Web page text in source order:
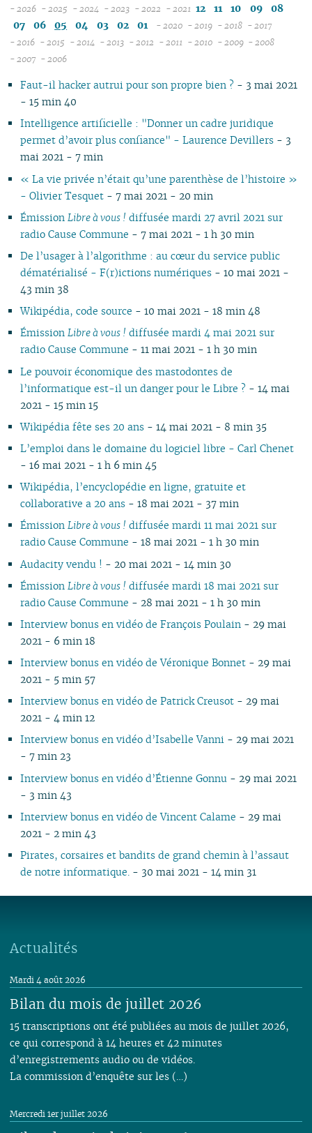
- 2026
08
04
03
02
01
- 2025
12
08
07
06
05
04
02
01
- 2024
12
08
06
05
02
- 2023
12
08
06
05
02
01
- 2022
08
06
05
02
01
- 2021 12 11 10 09
08
07
06 05 04 03 02 01 - 2020
09
07
06
03
02
01
- 2019
09
07
06
03
01
- 2018
09
07
06
03
01
- 2017
09
06
03
01
- 2016
10
09
08
07
06
04
03
02
01
- 2015
10
09
08
07
06
04
03
02
- 2014
10
08
07
06
03
02
- 2013
09
04
02
- 2012
09
07
06
01
- 2011
10
08
07
04
03
- 2010
10
08
07
04
02
01
- 2009 - 2008
10
- 2007 - 2006
Faut-il hacker autrui pour son propre bien ? - 3 mai 2021
- 15 min 40
Intelligence artificielle : "Donner un cadre juridique
permet d’avoir plus confiance" - Laurence Devillers- 3
mai 2021 - 7 min
« La vie privée n’était qu’une parenthèse de l’histoire »
- Olivier Tesquet‎‎ - 7 mai 2021 - 20 min
Émission Libre à vous ! diffusée mardi 27 avril 2021 sur
radio Cause Commune - 7 mai 2021 - 1 h 30 min
De l’usager à l’algorithme : au cœur du service public
dématérialisé - F(r)ictions numériques- 10 mai 2021 -
43 min 38
Wikipédia, code source - 10 mai 2021 - 18 min 48
Émission Libre à vous ! diffusée mardi 4 mai 2021 sur
radio Cause Commune - 11 mai 2021 - 1 h 30 min
Le pouvoir économique des mastodontes de
l’informatique est-il un danger pour le Libre ? - 14 mai
2021 - 15 min 15
Wikipédia fête ses 20 ans - 14 mai 2021 - 8 min 35
L’emploi dans le domaine du logiciel libre - Carl Chenet
- 16 mai 2021 - 1 h 6 min 45
Wikipédia, l’encyclopédie en ligne, gratuite et
collaborative a 20 ans - 18 mai 2021 - 37 min
Émission Libre à vous ! diffusée mardi 11 mai 2021 sur
radio Cause Commune - 18 mai 2021 - 1 h 30 min
Audacity vendu ! - 20 mai 2021 - 14 min 30
Émission Libre à vous ! diffusée mardi 18 mai 2021 sur
radio Cause Commune - 28 mai 2021 - 1 h 30 min
Interview bonus en vidéo de François Poulain- 29 mai
2021 - 6 min 18
Interview bonus en vidéo de Véronique Bonnet- 29 mai
2021 - 5 min 57
Interview bonus en vidéo de Patrick Creusot- 29 mai
2021 - 4 min 12
Interview bonus en vidéo d’Isabelle Vanni- 29 mai 2021
- 7 min 23
Interview bonus en vidéo d’Étienne Gonnu - 29 mai 2021
- 3 min 43
Interview bonus en vidéo de Vincent Calame - 29 mai
2021 - 2 min 43
Pirates, corsaires et bandits de grand chemin à l’assaut
de notre informatique.- 30 mai 2021 - 14 min 31
Actualités
Bilan du mois de juillet 2026
Mardi 4 août 2026
15 transcriptions ont été publiées au mois de juillet 2026,
ce qui correspond à 14 heures et 42 minutes
d’enregistrements audio ou de vidéos.
La commission d’enquête sur les (…)
Mercredi 1er juillet 2026